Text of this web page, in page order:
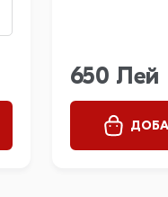
650 Лей